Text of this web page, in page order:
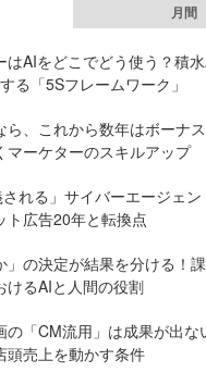
月間
はAIをどこでどう使う？積
る「5Sフレームワーク」
ら、これから数年はボーナ
マーケターのスキルアップ
される」サイバーエージェ
ト広告20年と転換点
」の決定が結果を分ける！
けるAIと人間の役割
の「CM流用」は成果が出な
頭売上を動かす条件